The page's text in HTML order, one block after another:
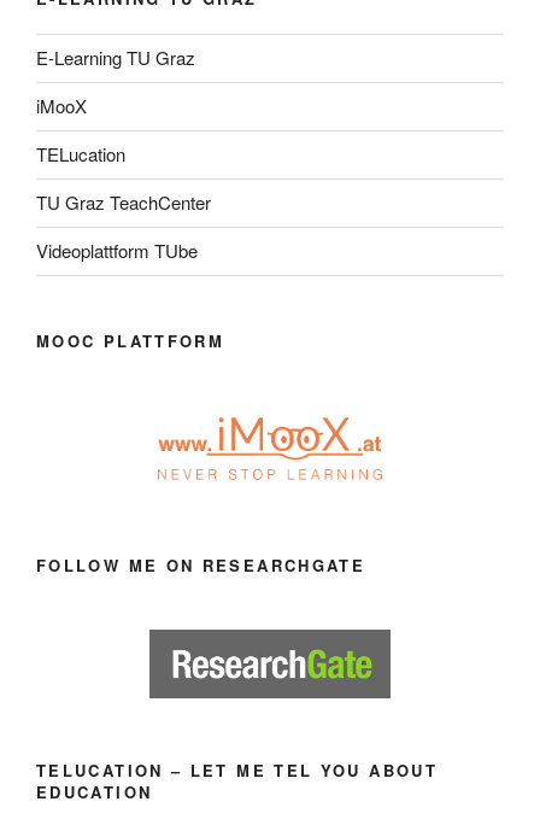
E-Learning TU Graz
iMooX
TELucation
TU Graz TeachCenter
Videoplattform TUbe
MOOC PLATTFORM
FOLLOW ME ON RESEARCHGATE
TELUCATION – LET ME TEL YOU ABOUT
EDUCATION